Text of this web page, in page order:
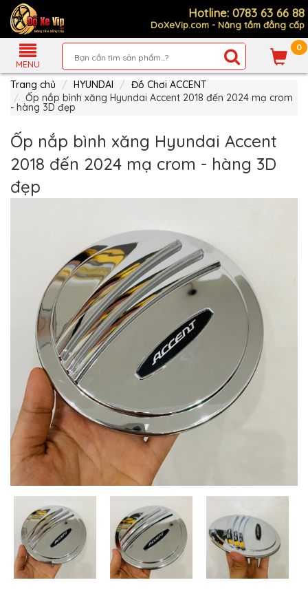
Hotline: 0783 63 66 88
DoXeVip.com - Nâng tầm đẳng cấp
MENU
0
Giới
Thiệu
Sản
Phẩm
Mua
Hàng
Sách
Thanh
MUA
NHIỀU
NHẤT
TOYOTA
HONDA
MAZDA
SUBARU
VOLKSWAGEN
MERCEDES
HYUNDAI
Trang chủ HYUNDAI
Đồ Chơi ACCENT
Ốp nắp bình xăng Hyundai Accent 2018 đến 2024 mạ crom
- hàng 3D đẹp
Ốp nắp bình xăng Hyundai Accent
2018 đến 2024 mạ crom - hàng 3D
đẹp